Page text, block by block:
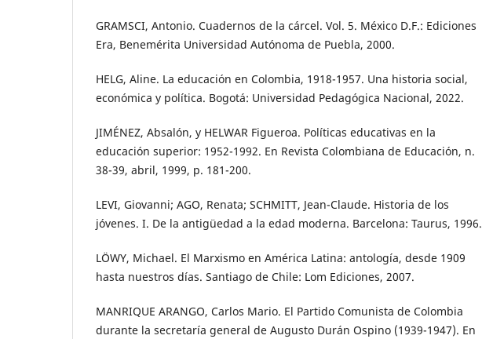
GRAMSCI, Antonio. Cuadernos de la cárcel. Vol. 5. México D.F.: Ediciones
Era, Benemérita Universidad Autónoma de Puebla, 2000.
HELG, Aline. La educación en Colombia, 1918-1957. Una historia social,
económica y política. Bogotá: Universidad Pedagógica Nacional, 2022.
JIMÉNEZ, Absalón, y HELWAR Figueroa. Políticas educativas en la
educación superior: 1952-1992. En Revista Colombiana de Educación, n.
38-39, abril, 1999, p. 181-200.
LEVI, Giovanni; AGO, Renata; SCHMITT, Jean-Claude. Historia de los
jóvenes. I. De la antigüedad a la edad moderna. Barcelona: Taurus, 1996.
LÖWY, Michael. El Marxismo en América Latina: antología, desde 1909
hasta nuestros días. Santiago de Chile: Lom Ediciones, 2007.
MANRIQUE ARANGO, Carlos Mario. El Partido Comunista de Colombia
durante la secretaría general de Augusto Durán Ospino (1939-1947). En